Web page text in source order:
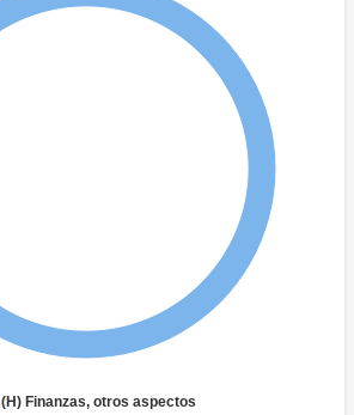
(H) Finanzas, otros aspectos